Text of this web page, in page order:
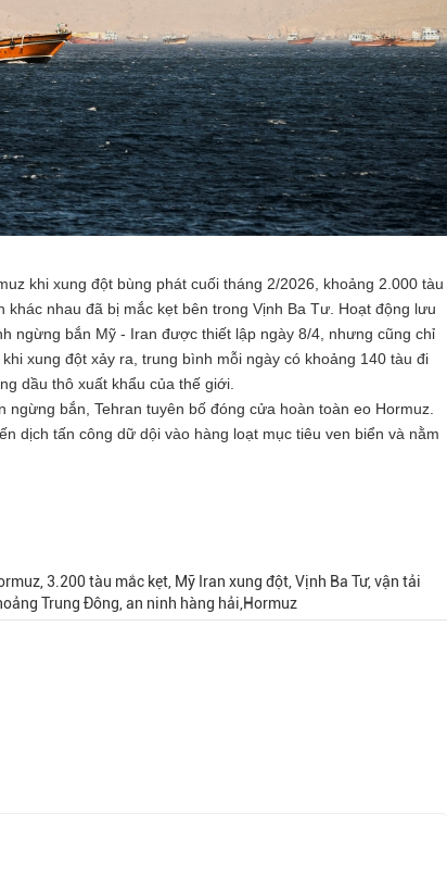
khi xung đột bùng phát cuối tháng 2/2026, khoảng 2.000 tàu
nhau đã bị mắc kẹt bên trong Vịnh Ba Tư. Hoạt động lưu
ngừng bắn Mỹ - Iran được thiết lập ngày 8/4, nhưng cũng chỉ
xung đột xảy ra, trung bình mỗi ngày có khoảng 140 tàu đi
dầu thô xuất khẩu của thế giới.
bắn, Tehran tuyên bố đóng cửa hoàn toàn eo Hormuz.
dịch tấn công dữ dội vào hàng loạt mục tiêu ven biển và nằm
3.200 tàu mắc kẹt, Mỹ Iran xung đột, Vịnh Ba Tư, vận tải
Trung Đông, an ninh hàng hải,Hormuz